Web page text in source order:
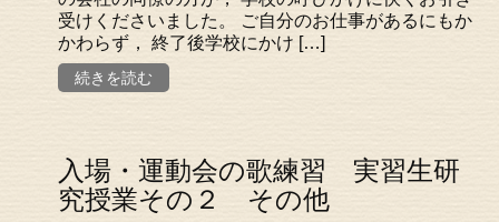
受けくださいました。 ご自分のお仕事があるにもか
かわらず， 終了後学校にかけ […]
続きを読む
入場・運動会の歌練習 実習生研
究授業その２ その他